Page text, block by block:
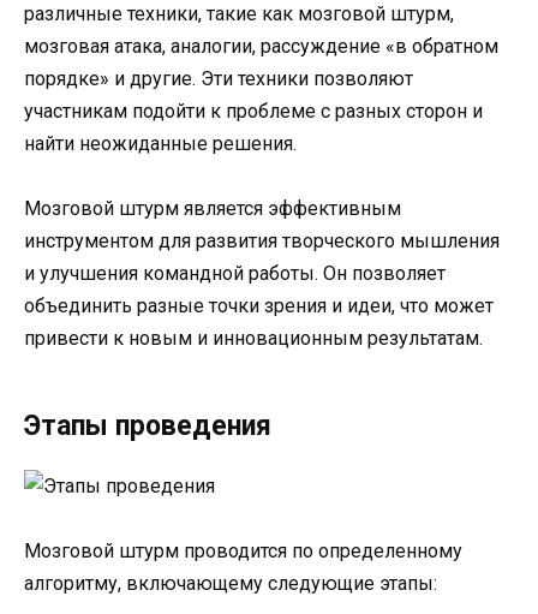
различные техники, такие как мозговой штурм,
мозговая атака, аналогии, рассуждение «в обратном
порядке» и другие. Эти техники позволяют
участникам подойти к проблеме с разных сторон и
найти неожиданные решения.
Мозговой штурм является эффективным
инструментом для развития творческого мышления
и улучшения командной работы. Он позволяет
объединить разные точки зрения и идеи, что может
привести к новым и инновационным результатам.
Этапы проведения
Мозговой штурм проводится по определенному
алгоритму, включающему следующие этапы: